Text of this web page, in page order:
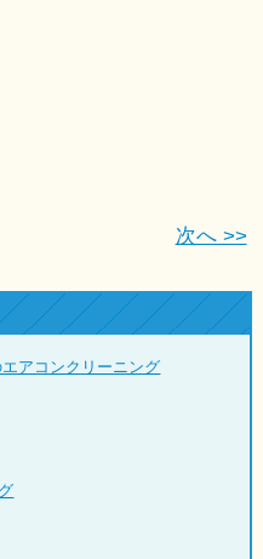
次へ >>
アコンクリーニング